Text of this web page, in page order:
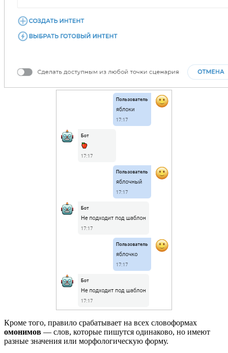
Кроме того, правило срабатывает на всех словоформах
омонимов — слов, которые пишутся одинаково, но имеют
разные значения или морфологическую форму.